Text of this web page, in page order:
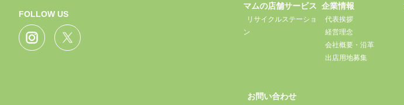
FOLLOW US
マムの店舗サービス
リサイクルステーショ
ン
企業情報
代表挨拶
経営理念
会社概要・沿革
出店用地募集
お問い合わせ